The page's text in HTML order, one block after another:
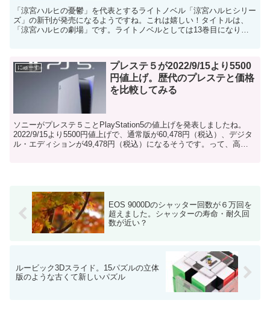
「涼宮ハルヒの憂鬱」を代表とするライトノベル「涼宮ハルヒシリー
ズ」の新刊が発売になるようですね。これは嬉しい！タイトルは、
「涼宮ハルヒの劇場」です。ライトノベルとしては13巻目になりま
にゅーす
プレステ５が2022/9/15より5500
円値上げ。歴代のプレステと価格
を比較してみる
ソニーがプレステ５ことPlayStation5の値上げを発表しましたね。
2022/9/15より5500円値上げで、通常版が60,478円（税込）、デジタ
ル・エディションが49,478円（税込）になるそうです。って、高
EOS 9000Dのシャッター回数が６万回を
超えました。シャッターの寿命・耐久回
数が近い？
ルービック3Dスライド。15パズルの立体
版のような古くて新しいパズル